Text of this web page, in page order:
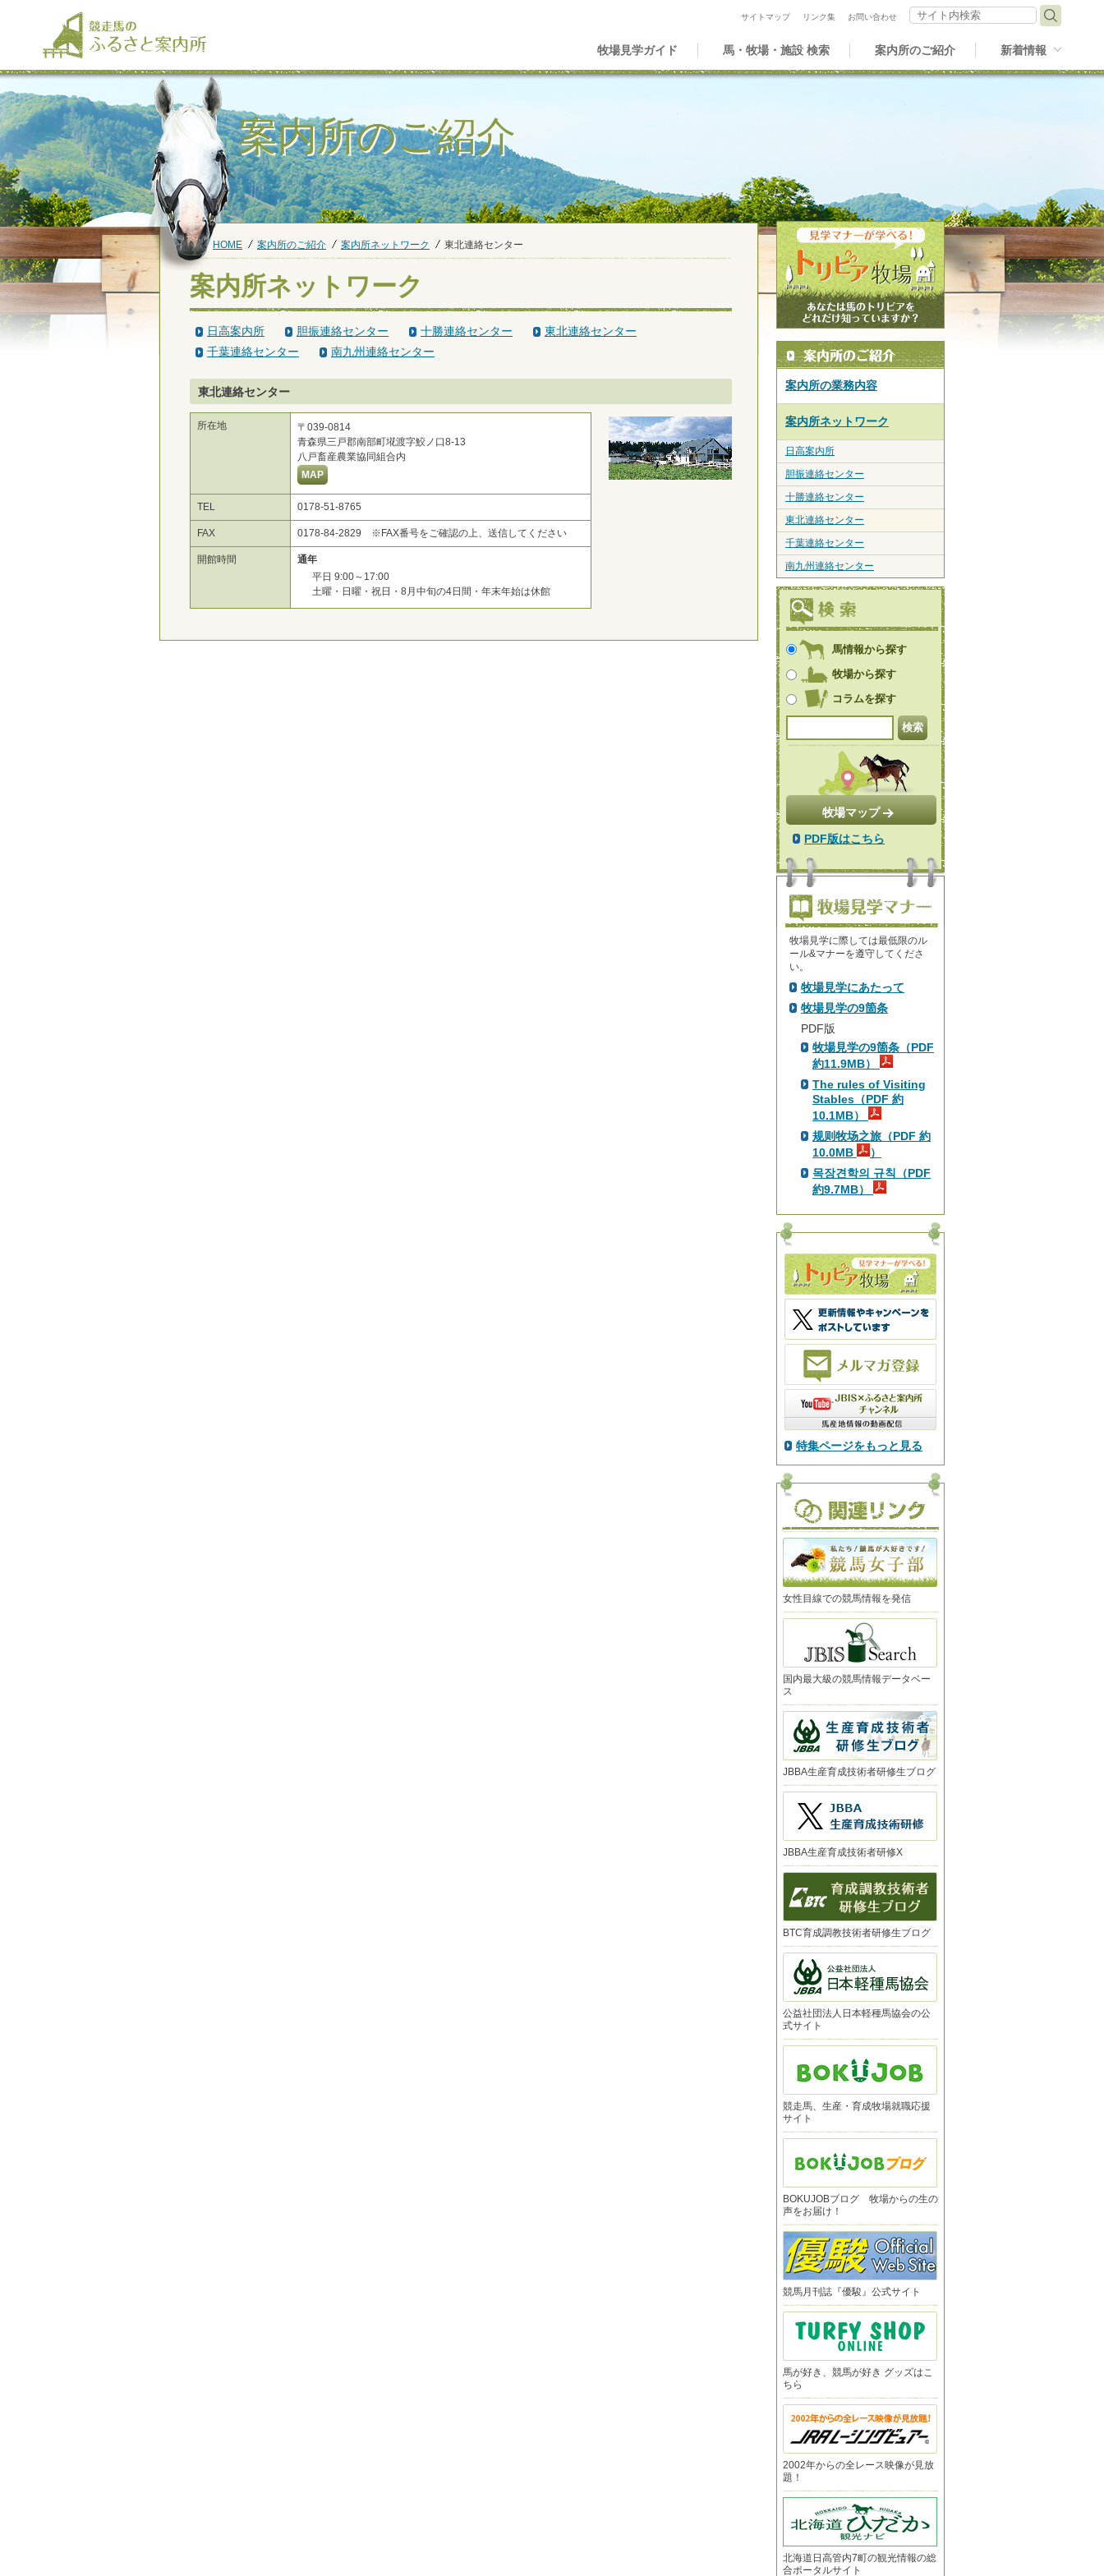
牧場見学ガイド 馬・牧場・施設 検索 案内所のご紹介 新着情報
サイトマップ リンク集 お問い合わせ
サイト内検索
案内所のご紹介
HOME 案内所のご紹介 案内所ネットワーク 東北連絡センター
案内所ネットワーク
日高案内所 胆振連絡センター 十勝連絡センター
東北連絡センター
千葉連絡センター
南九州連絡センター
東北連絡センター
所在地
〒039-0814
青森県三戸郡南部町埖渡字鮫ノ口8-13
八戸畜産農業協同組合内
MAP
TEL 0178-51-8765
FAX 0178-84-2829 ※FAX番号をご確認の上、送信してください
開館時間
通年
平日 9:00～17:00
土曜・日曜・祝日・8月中旬の4日間・年末年始は休館
案内所の業務内容
案内所ネットワーク
日高案内所
胆振連絡センター
十勝連絡センター
東北連絡センター
千葉連絡センター
南九州連絡センター
馬情報から探す
牧場から探す
コラムを探す
牧場マップ
PDF版はこちら
牧場見学に際しては最低限のル
ール&マナーを遵守してくださ
い。
牧場見学にあたって
牧場見学の9箇条
PDF版
牧場見学の9箇条（PDF
約11.9MB）
The rules of Visiting
Stables（PDF 約
10.1MB）
规则牧场之旅（PDF 約
10.0MB
）
목장견학의 규칙（PDF
約9.7MB）
特集ページをもっと見る
女性目線での競馬情報を発信
国内最大級の競馬情報データベー
ス
JBBA生産育成技術者研修生ブログ
JBBA生産育成技術者研修X
BTC育成調教技術者研修生ブログ
公益社団法人日本軽種馬協会の公
式サイト
競走馬、生産・育成牧場就職応援
サイト
BOKUJOBブログ 牧場からの生の
声をお届け！
競馬月刊誌『優駿』公式サイト
馬が好き、競馬が好き グッズはこ
ちら
2002年からの全レース映像が見放
題！
北海道日高管内7町の観光情報の総
合ポータルサイト